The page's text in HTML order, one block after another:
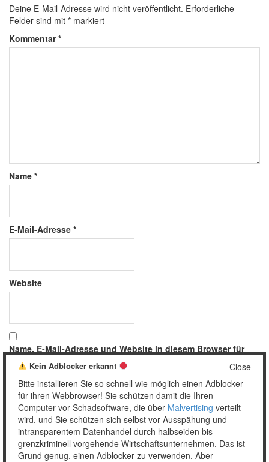
Deine E-Mail-Adresse wird nicht veröffentlicht. Erforderliche
Felder sind mit * markiert
Kommentar*
Name *
E-Mail-Adresse *
Website
Name, E-Mail-Adresse und Website in diesem Browser für
meinen nächsten Kommentar speichern.
Copyright © 2026 Unser täglich Spam.
Close
Kein Adblocker erkannt
Bitte installieren Sie so schnell wie möglich einen Adblocker
für ihren Webbrowser! Sie schützen damit die Ihren
Computer vor Schadsoftware, die über Malvertising verteilt
wird, und Sie schützen sich selbst vor Ausspähung und
intransparentem Datenhandel durch halbseiden bis
grenzkriminell vorgehende Wirtschaftsunternehmen. Das ist
Grund genug, einen Adblocker zu verwenden. Aber